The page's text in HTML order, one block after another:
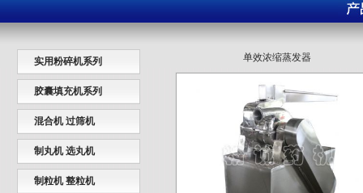
实用粉碎机系列
胶囊填充机系列
混合机 过筛机
制丸机 选丸机
制粒机 整粒机